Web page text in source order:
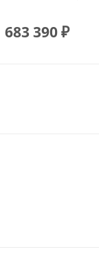
683 390₽